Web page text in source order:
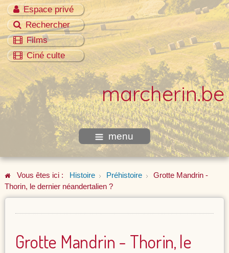
Espace privé
Rechercher
Films
Ciné culte
marcherin.be
menu
Vous êtes ici : Histoire Préhistoire
Grotte Mandrin -
Thorin, le dernier néandertalien ?
Grotte Mandrin - Thorin, le